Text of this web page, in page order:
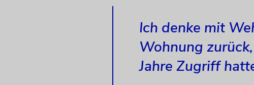
Ich denke mit
Wohnung
Jahre Zugriff